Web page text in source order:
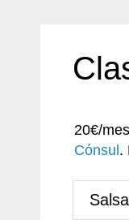
20€/
Cónsul .
Salsa